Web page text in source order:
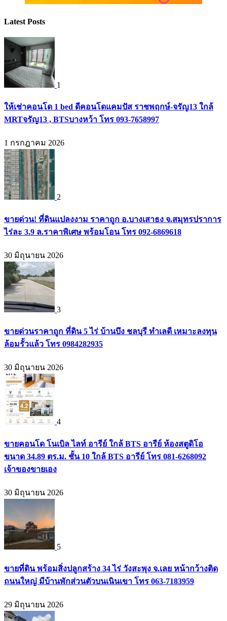
Latest Posts
1
ให้เช่าคอนโด 1 bed ดีคอนโดแคมปัส ราชพฤกษ์-จรัญ13 ใกล้
MRTจรัญ13 , BTSบางหว้า โทร 093-7658997
1 กรกฎาคม 2026
2
ขายด่วน! ที่ดินแปลงงาม ราคาถูก อ.บางเสาธง จ.สมุทรปราการ
ไร่ละ 3.9 ล.ราคาพิเศษ พร้อมโอน โทร 092-6869618
30 มิถุนายน 2026
3
ขายด่วนราคาถูก ที่ดิน 5 ไร่ บ้านบึง ชลบุรี ทำเลดี เหมาะลงทุน
ล้อมรั้วแล้ว โทร 0984282935
30 มิถุนายน 2026
4
ขายคอนโด โนเบิล ไลท์ อารีย์ ใกล้ BTS อารีย์ ห้องสตูดิโอ
ขนาด 34.89 ตร.ม. ชั้น 10 ใกล้ BTS อารีย์ โทร 081-6268092
เจ้าของขายเอง
30 มิถุนายน 2026
5
ขายที่ดิน พร้อมสิ่งปลูกสร้าง 34 ไร่ วังสะพุง จ.เลย หน้ากว้างติด
ถนนใหญ่ มีบ้านพักส่วนตัวบนเนินเขา โทร 063-7183959
29 มิถุนายน 2026